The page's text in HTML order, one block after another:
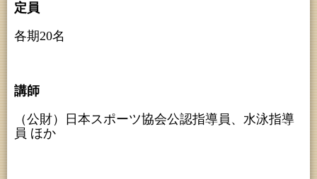
定員
各期20名
講師
（公財）日本スポーツ協会公認指導員、水泳指導
員 ほか